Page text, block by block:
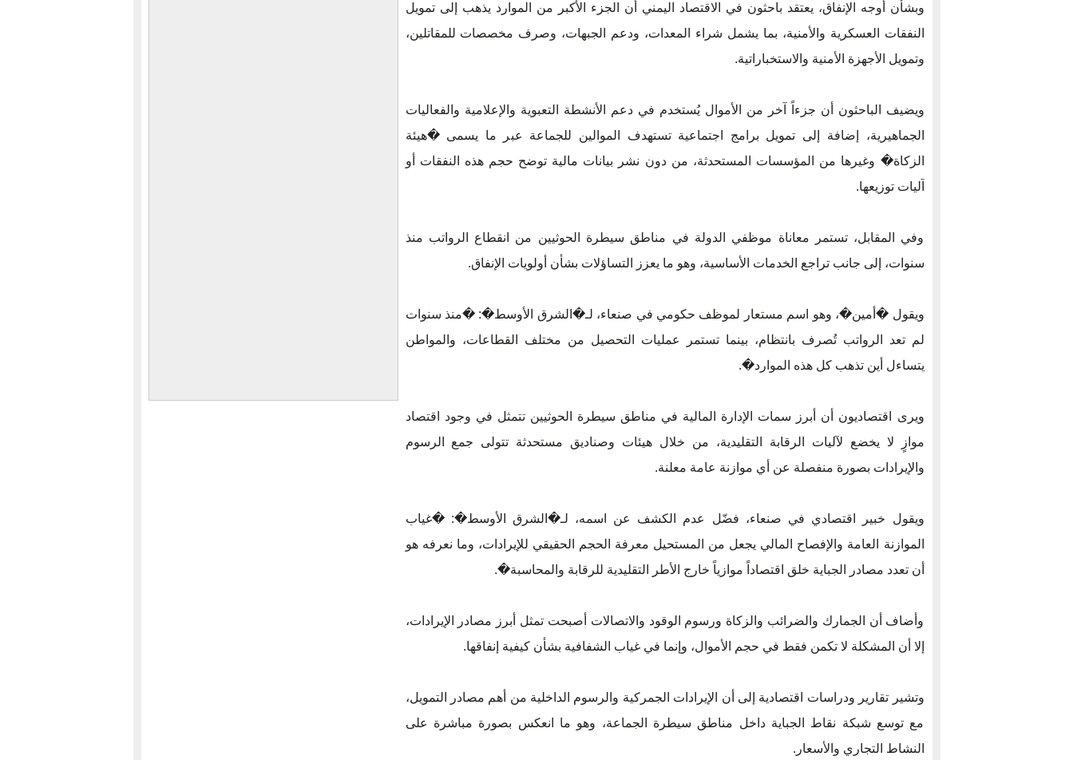
وبشأن أوجه الإنفاق، يعتقد باحثون في الاقتصاد اليمني أن الجزء الأكبر من الموارد يذهب إلى تمويل
النفقات العسكرية والأمنية، بما يشمل شراء المعدات، ودعم الجبهات، وصرف مخصصات للمقاتلين،
وتمويل الأجهزة الأمنية والاستخباراتية.
ويضيف الباحثون أن جزءاً آخر من الأموال يُستخدم في دعم الأنشطة التعبوية والإعلامية والفعاليات
الجماهيرية، إضافة إلى تمويل برامج اجتماعية تستهدف الموالين للجماعة عبر ما يسمى �هيئة
الزكاة� وغيرها من المؤسسات المستحدثة، من دون نشر بيانات مالية توضح حجم هذه النفقات أو
آليات توزيعها.
وفي المقابل، تستمر معاناة موظفي الدولة في مناطق سيطرة الحوثيين من انقطاع الرواتب منذ
سنوات، إلى جانب تراجع الخدمات الأساسية، وهو ما يعزز التساؤلات بشأن أولويات الإنفاق.
ويقول �أمين�، وهو اسم مستعار لموظف حكومي في صنعاء، لـ�الشرق الأوسط�: �منذ سنوات
لم تعد الرواتب تُصرف بانتظام، بينما تستمر عمليات التحصيل من مختلف القطاعات، والمواطن
يتساءل أين تذهب كل هذه الموارد�.
ويرى اقتصاديون أن أبرز سمات الإدارة المالية في مناطق سيطرة الحوثيين تتمثل في وجود اقتصاد
موازٍ لا يخضع لآليات الرقابة التقليدية، من خلال هيئات وصناديق مستحدثة تتولى جمع الرسوم
والإيرادات بصورة منفصلة عن أي موازنة عامة معلنة.
ويقول خبير اقتصادي في صنعاء، فضّل عدم الكشف عن اسمه، لـ�الشرق الأوسط�: �غياب
الموازنة العامة والإفصاح المالي يجعل من المستحيل معرفة الحجم الحقيقي للإيرادات، وما نعرفه هو
أن تعدد مصادر الجباية خلق اقتصاداً موازياً خارج الأطر التقليدية للرقابة والمحاسبة�.
وأضاف أن الجمارك والضرائب والزكاة ورسوم الوقود والاتصالات أصبحت تمثل أبرز مصادر الإيرادات،
إلا أن المشكلة لا تكمن فقط في حجم الأموال، وإنما في غياب الشفافية بشأن كيفية إنفاقها.
وتشير تقارير ودراسات اقتصادية إلى أن الإيرادات الجمركية والرسوم الداخلية من أهم مصادر التمويل،
مع توسع شبكة نقاط الجباية داخل مناطق سيطرة الجماعة، وهو ما انعكس بصورة مباشرة على
النشاط التجاري والأسعار.